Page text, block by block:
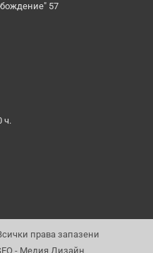
57
ч.
права запазени
- Медия Дизайн